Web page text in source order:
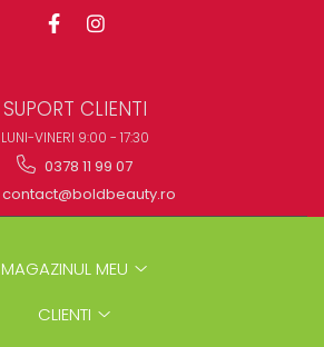
SUPORT CLIENTI
LUNI-VINERI 9:00 - 17:30
0378 11 99 07
contact@boldbeauty.ro
MAGAZINUL MEU
CLIENTI